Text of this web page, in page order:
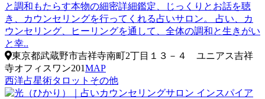
と調和もたらす本物の細密詳細鑑定、じっくりとお話を聴
き、カウンセリングを行ってくれる占いサロン。 占い、カ
ウンセリング、ヒーリングを通して、全体の調和と生きがい
と幸..
東京都武蔵野市吉祥寺南町2丁目１３－４ ユニアス吉祥
寺オフィスワン201MAP
西洋占星術タロット その他